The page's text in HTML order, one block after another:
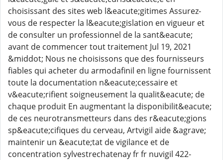
choisissant des sites web l&eacute;gitimes Assurez-
vous de respecter la l&eacute;gislation en vigueur et
de consulter un professionnel de la sant&eacute;
avant de commencer tout traitement Jul 19, 2021
&middot; Nous ne choisissons que des fournisseurs
fiables qui acheter du armodafinil en ligne fournissent
toute la documentation n&eacute;cessaire et
v&eacute;rifient soigneusement la qualit&eacute; de
chaque produit En augmentant la disponibilit&eacute;
de ces neurotransmetteurs dans des r&eacute;gions
sp&eacute;cifiques du cerveau, Artvigil aide &agrave;
maintenir un &eacute;tat de vigilance et de
concentration sylvestrechatenay fr fr nuvigil 422-